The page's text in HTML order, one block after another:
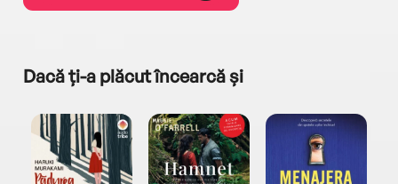
Dacă ți-a plăcut încearcă și